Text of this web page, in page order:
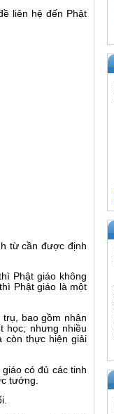
liên hệ đến Phật
từ cần được định
Phật giáo không
Phật giáo là một
bao gồm nhận
học; nhưng nhiều
còn thực hiện giải
có đủ các tinh
tướng.